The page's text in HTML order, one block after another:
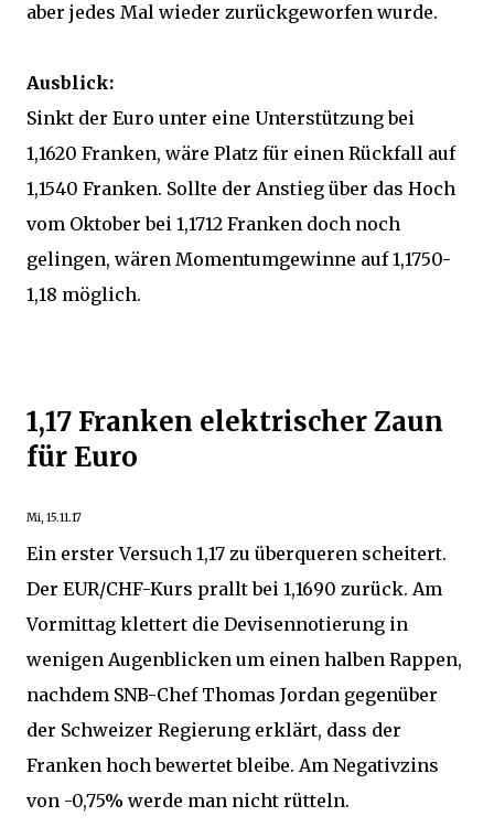
aber jedes Mal wieder zurückgeworfen wurde.
Ausblick:
Sinkt der Euro unter eine Unterstützung bei
1,1620 Franken, wäre Platz für einen Rückfall auf
1,1540 Franken. Sollte der Anstieg über das Hoch
vom Oktober bei 1,1712 Franken doch noch
gelingen, wären Momentumgewinne auf 1,1750-
1,18 möglich.
1,17 Franken elektrischer Zaun
für Euro
Mi, 15.11.17
Ein erster Versuch 1,17 zu überqueren scheitert.
Der EUR/CHF-Kurs prallt bei 1,1690 zurück. Am
Vormittag klettert die Devisennotierung in
wenigen Augenblicken um einen halben Rappen,
nachdem SNB-Chef Thomas Jordan gegenüber
der Schweizer Regierung erklärt, dass der
Franken hoch bewertet bleibe. Am Negativzins
von -0,75% werde man nicht rütteln.